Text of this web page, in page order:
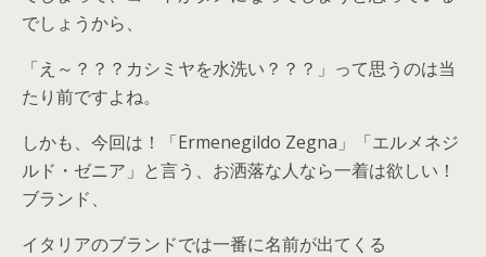
でしょうから、
「え～？？？カシミヤを水洗い？？？」って思うのは当
たり前ですよね。
しかも、今回は！「Ermenegildo Zegna」「エルメネジ
ルド・ゼニア」と言う、お洒落な人なら一着は欲しい！
ブランド、
イタリアのブランドでは一番に名前が出てくる